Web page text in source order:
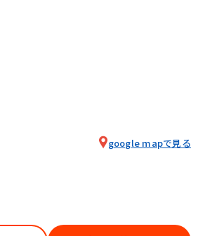
google mapで見る